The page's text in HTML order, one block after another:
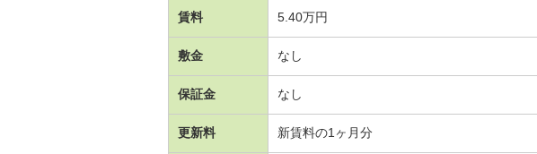
賃料 5.40万円
敷金 なし
保証金 なし
更新料 新賃料の1ヶ月分